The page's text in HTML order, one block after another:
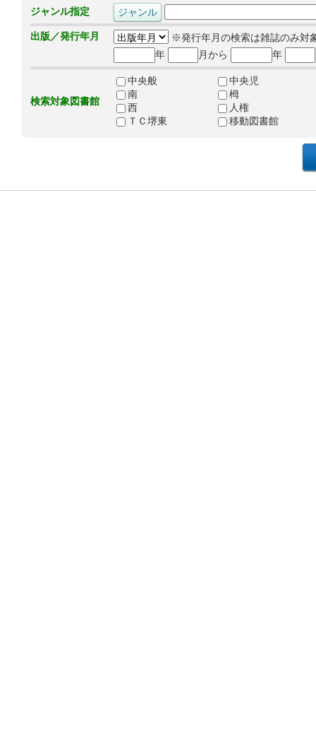
ジャンル指定
出版／発行年月
※発行年月の検索は雑誌のみ対
年
月から 年
検索対象図書館
中央般
中央児
南
栂
西
人権
ＴＣ堺東
移動図書館